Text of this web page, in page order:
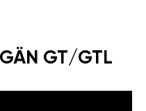
GÄN GT/GTL